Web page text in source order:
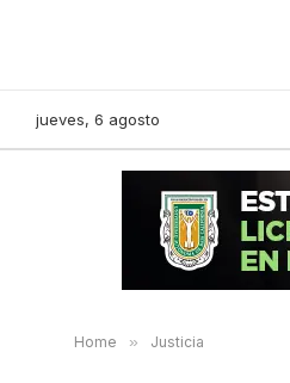
jueves, 6 agosto
Home » Justicia